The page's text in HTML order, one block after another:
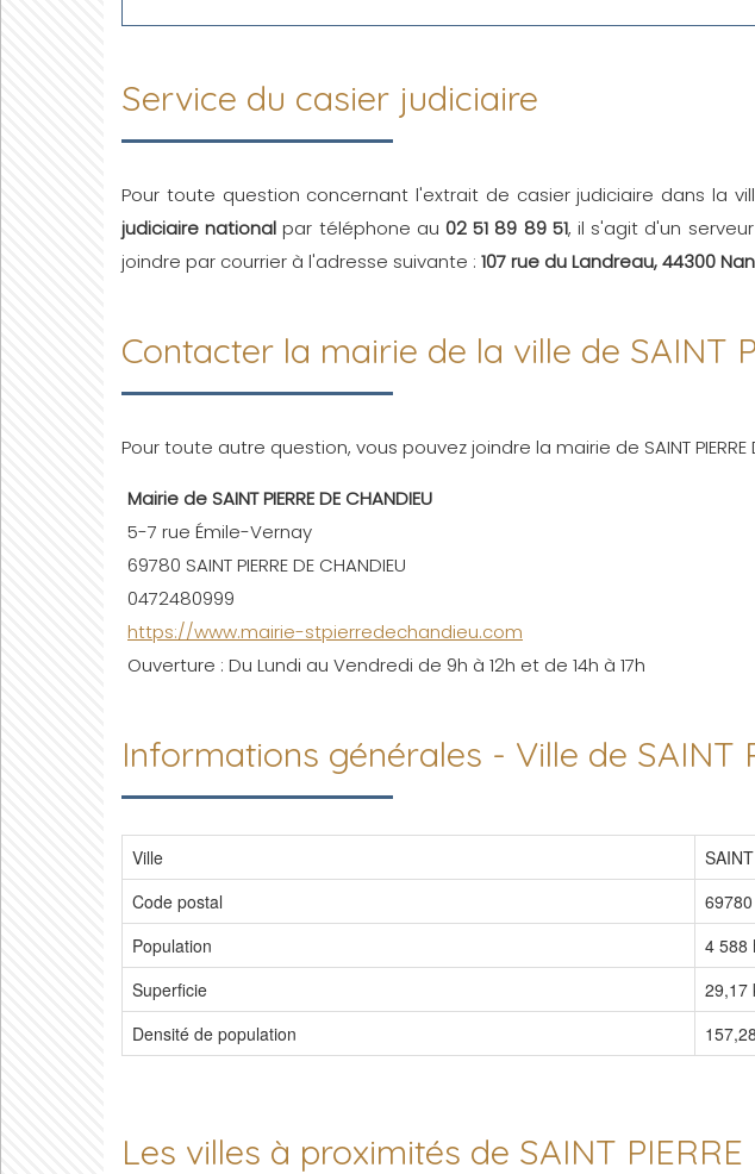
Service du casier judiciaire
Pour toute question concernant l'extrait de casier judiciaire dans la
judiciaire national par téléphone au 02 51 89 89 51, il s'agit d'un
joindre par courrier à l'adresse suivante : 107 rue du Landreau, 44300
Contacter la mairie de la ville de SAINT
Pour toute autre question, vous pouvez joindre la mairie de SAINT PIERRE
Mairie de SAINT PIERRE DE CHANDIEU
5-7 rue Émile-Vernay
69780 SAINT PIERRE DE CHANDIEU
0472480999
https://www.mairie-stpierredechandieu.com
Ouverture : Du Lundi au Vendredi de 9h à 12h et de 14h à 17h
Informations générales - Ville de SAINT
Ville
Code postal
69780
Population
4 588
Superficie
29,17
Densité de population
Les villes à proximités de SAINT PIERRE